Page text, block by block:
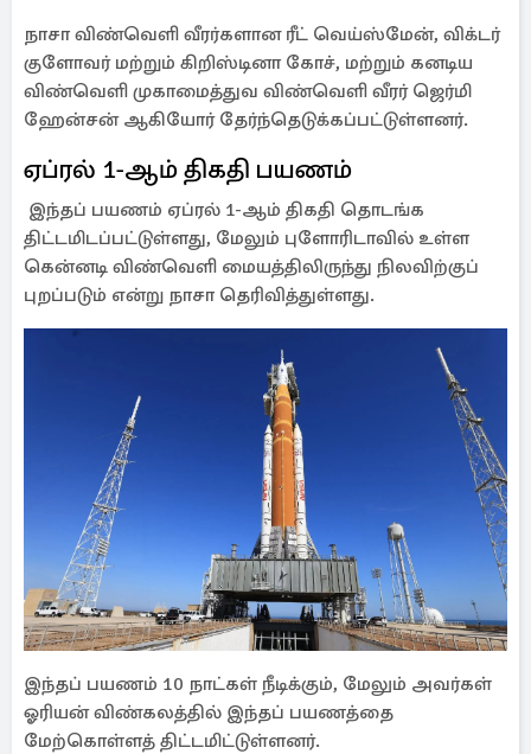
நாசா விண்வெளி வீரர்களான ரீட் வெய்ஸ்மேன், விக்டர்
குளோவர் மற்றும் கிறிஸ்டினா கோச், மற்றும் கனடிய
விண்வெளி முகாமைத்துவ விண்வெளி வீரர் ஜெர்மி
ஹேன்சன் ஆகியோர் தேர்ந்தெடுக்கப்பட்டுள்ளனர்.
ஏப்ரல் 1-ஆம் திகதி பயணம்
இந்தப் பயணம் ஏப்ரல் 1-ஆம் திகதி தொடங்க
திட்டமிடப்பட்டுள்ளது, மேலும் புளோரிடாவில் உள்ள
கென்னடி விண்வெளி மையத்திலிருந்து நிலவிற்குப்
புறப்படும் என்று நாசா தெரிவித்துள்ளது.
இந்தப் பயணம் 10 நாட்கள் நீடிக்கும், மேலும் அவர்கள்
ஓரியன் விண்கலத்தில் இந்தப் பயணத்தை
மேற்கொள்ளத் திட்டமிட்டுள்ளனர்.